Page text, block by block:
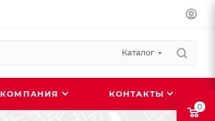
Каталог
КОМПАНИЯ КОНТАКТЫ
0